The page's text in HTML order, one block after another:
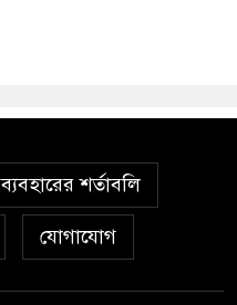
ব্যবহারের শর্তাবলি
যোগাযোগ